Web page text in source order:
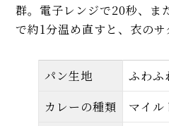
群。電子レンジで20秒、ま
で約1分温め直すと、衣のサ
パン生地
ふわふ
カレーの種類
マイル